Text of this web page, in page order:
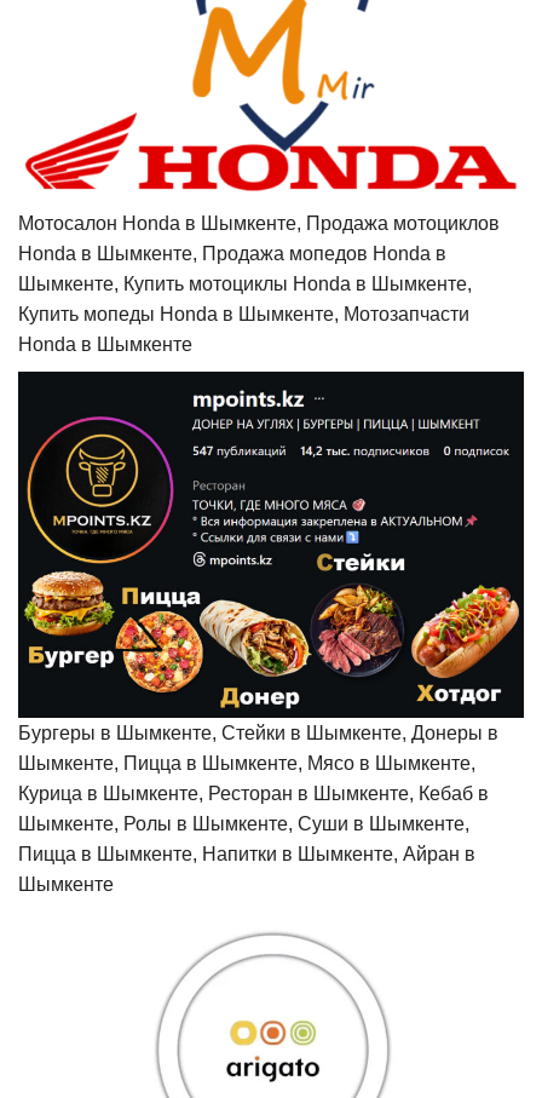
Мотосалон Honda в Шымкенте, Продажа мотоциклов
Honda в Шымкенте, Продажа мопедов Honda в
Шымкенте, Купить мотоциклы Honda в Шымкенте,
Купить мопеды Honda в Шымкенте, Мотозапчасти
Honda в Шымкенте
Бургеры в Шымкенте, Стейки в Шымкенте, Донеры в
Шымкенте, Пицца в Шымкенте, Мясо в Шымкенте,
Курица в Шымкенте, Ресторан в Шымкенте, Кебаб в
Шымкенте, Ролы в Шымкенте, Суши в Шымкенте,
Пицца в Шымкенте, Напитки в Шымкенте, Айран в
Шымкенте